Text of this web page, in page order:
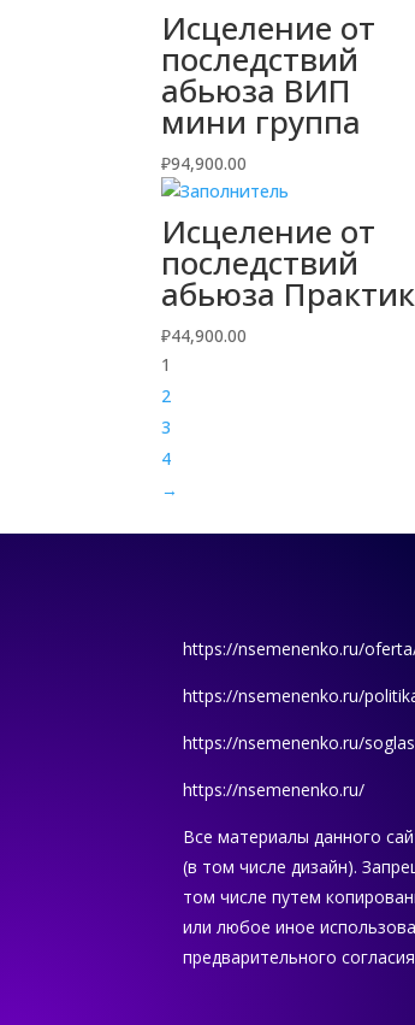
Исцеление от
последствий
абьюза ВИП
мини группа
₽94,900.00
Исцеление от
последствий
абьюза Практик
₽44,900.00
1
2
3
4
→
https://nsemenenko.ru/
https://nsemenenko.ru/
https://nsemenenko.ru/
https://nsemenenko.ru/
Все материалы данного
(в том числе дизайн).
том числе путем
или любое иное
предварительного